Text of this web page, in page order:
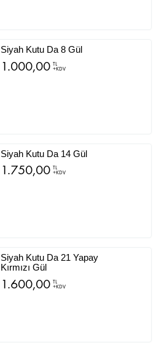
Siyah Kutu Da 8 Gül
1.000,00 TL
+KDV
Siyah Kutu Da 14 Gül
1.750,00 TL
+KDV
Siyah Kutu Da 21 Yapay
Kırmızı Gül
1.600,00 TL
+KDV